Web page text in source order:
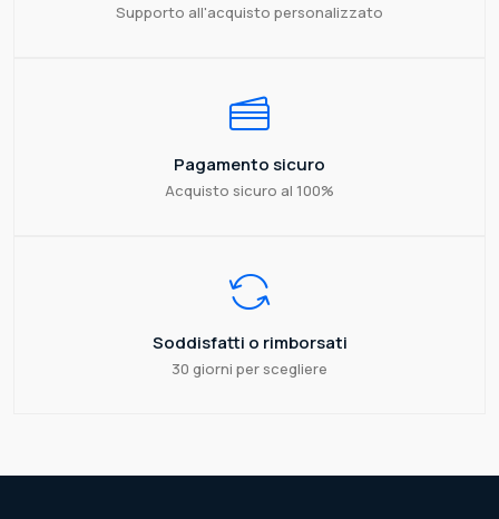
Supporto all'acquisto personalizzato
Pagamento sicuro
Acquisto sicuro al 100%
Soddisfatti o rimborsati
30 giorni per scegliere